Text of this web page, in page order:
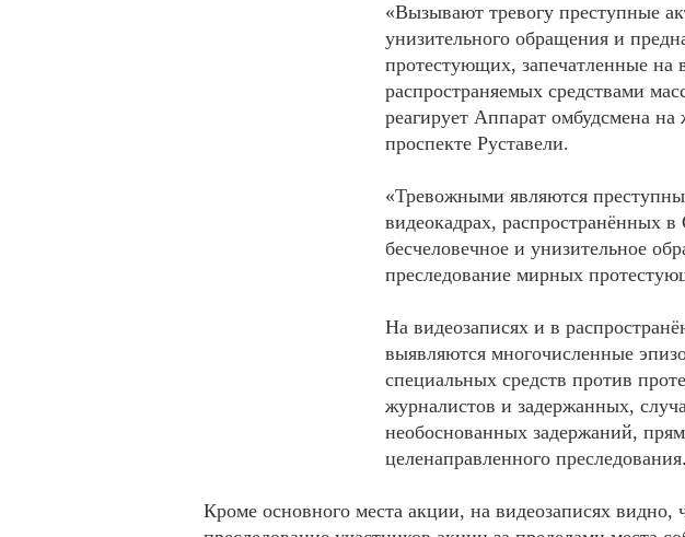
«Вызывают тревогу преступные
унизительного обращения и
протестующих, запечатленные на
распространяемых средствами
реагирует Аппарат омбудсмена на
проспекте Руставели.
«Тревожными являются
видеокадрах,
бесчеловечное и унизительное
преследование мирных
На видеозаписях и в
выявляются многочисленные
специальных средств против
журналистов и задержанных,
необоснованных задержаний,
целенаправленного преследования.
Кроме основного места акции, на видеозаписях видно,